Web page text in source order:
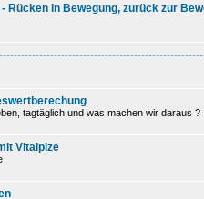
Rücken in Bewegung, zurück zur
tagtäglich und was machen wir daraus ?
Vitalpize